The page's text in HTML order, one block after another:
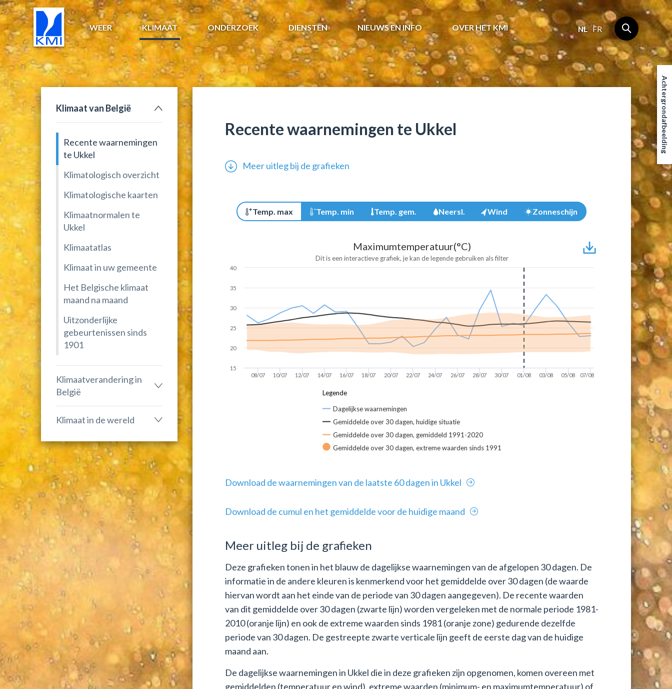
WEER KLIMAAT ONDERZOEK DIENSTEN NIEUWS EN INFO OVER HET KMI NL FR
Klimaat van België
Recente waarnemingen
te Ukkel
Klimatologisch overzicht
Klimatologische kaarten
Klimaatnormalen te
Ukkel
Klimaatatlas
Klimaat in uw gemeente
Het Belgische klimaat
maand na maand
Uitzonderlijke
gebeurtenissen sinds
1901
Klimaatverandering in
België
Klimaat in de wereld
Recente waarnemingen te Ukkel
Meer uitleg bij de grafieken
Temp. max Temp. min Temp. gem. Neersl. Wind Zonneschijn
Maximumtemperatuur(°C)
Dit is een interactieve grafiek, je kan de legende gebruiken als filter
Dagelijkse waarnemingen
Gemiddelde over 30 dagen, huidige situatie
Gemiddelde over 30 dagen, gemiddeld 1991-2020
Gemiddelde over 30 dagen, extreme waarden sinds 1991
Legende
15
20
25
30
35
40
08/07 10/07 12/07 14/07 16/07 18/07 20/07 22/07 24/07 26/07 28/07 30/07 01/08 03/08 05/08 07/08
Download de waarnemingen van de laatste 60 dagen in Ukkel
Download de cumul en het gemiddelde voor de huidige maand
Meer uitleg bij de grafieken
Deze grafieken tonen in het blauw de dagelijkse waarnemingen van de afgelopen 30 dagen. De
informatie in de andere kleuren is kenmerkend voor het gemiddelde over 30 dagen (de waarde
hiervan wordt aan het einde van de periode van 30 dagen aangegeven). De recente waarden
van dit gemiddelde over 30 dagen (zwarte lijn) worden vergeleken met de normale periode 1981-
2010 (oranje lijn) en ook de extreme waarden sinds 1981 (oranje zone) gedurende dezelfde
periode van 30 dagen. De gestreepte zwarte verticale lijn geeft de eerste dag van de huidige
maand aan.
De dagelijkse waarnemingen in Ukkel die in deze grafieken zijn opgenomen, komen overeen met
gemiddelden (temperatuur en wind), extreme waarden (minimum- en maximumtemperatuur) of
Achtergrondafbeelding